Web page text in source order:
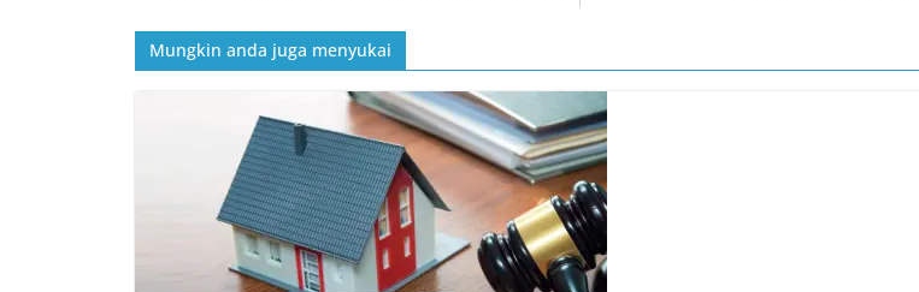
Mungkin anda juga menyukai